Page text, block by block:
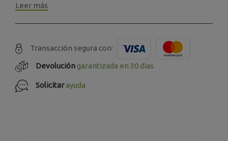
Leer más
Transacción segura con:
Devolucióngarantizada en 30 días
Solicitarayuda